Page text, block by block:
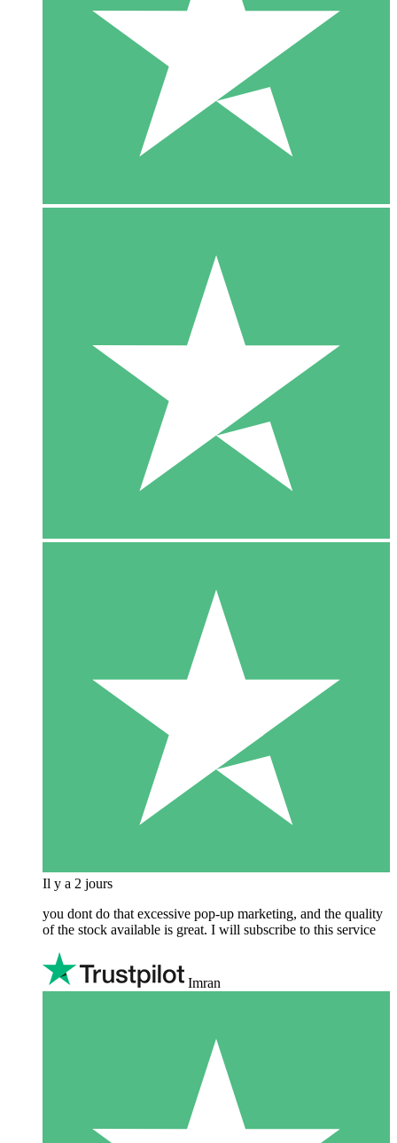
Il y a 2 jours
you dont do that excessive pop-up marketing, and the quality
of the stock available is great. I will subscribe to this service
Imran